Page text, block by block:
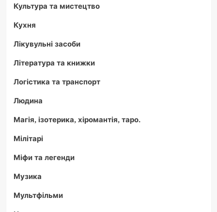
Культура та мистецтво
Кухня
Лікувульні засоби
Література та книжки
Логістика та транспорт
Людина
Магія, ізотерика, хіромантія, таро.
Мілітарі
Міфи та легенди
Музика
Мультфільми